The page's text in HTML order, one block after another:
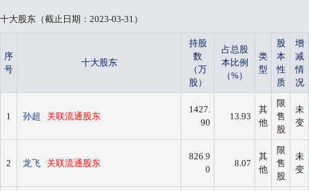
十大股东（截止日期：2023-03-31）
序
号
十大股东
持股
数
（万
股）
占总股
本比例
（%）
类
型
股
本
性
质
增
减
情
况
1 孙超 关联流通股东
1427.
90
13.93
其
他
限
售
股
未
变
2 龙飞 关联流通股东
826.9
0
8.07
其
他
限
售
股
未
变